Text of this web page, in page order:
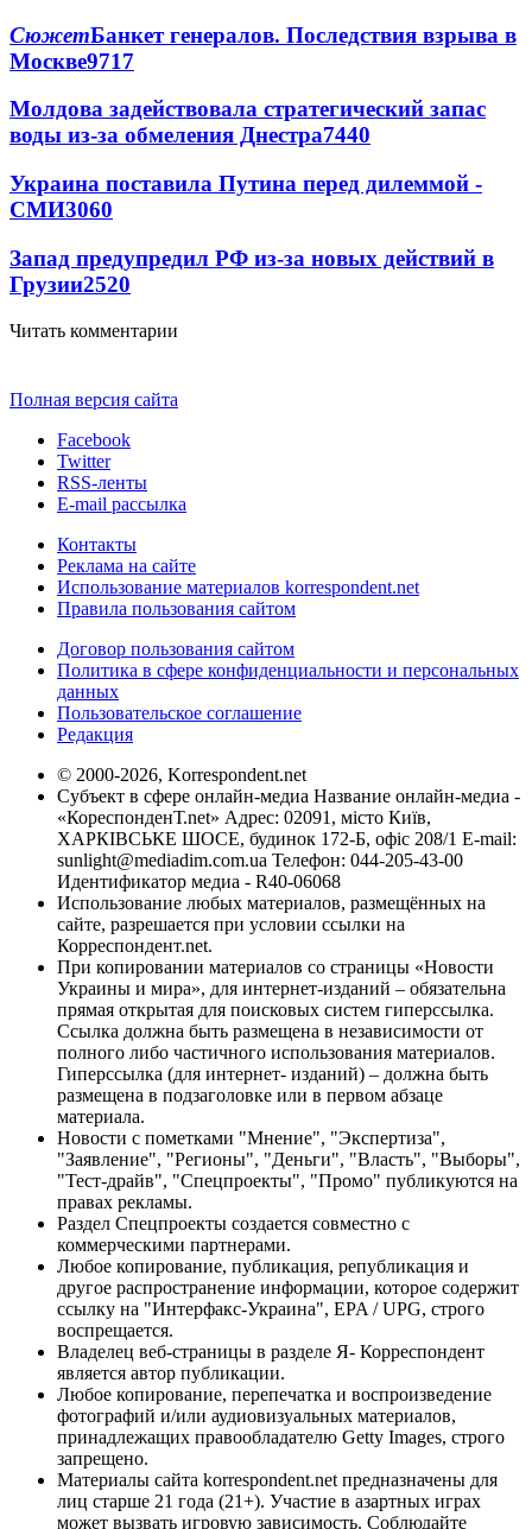
СюжетБанкет генералов. Последствия взрыва в
Москве9717
Молдова задействовала стратегический запас
воды из-за обмеления Днестра7440
Украина поставила Путина перед дилеммой -
СМИ3060
Запад предупредил РФ из-за новых действий в
Грузии2520
Читать комментарии
Полная версия сайта
Facebook
Twitter
RSS-ленты
E-mail рассылка
Контакты
Реклама на сайте
Использование материалов korrespondent.net
Правила пользования сайтом
Договор пользования сайтом
Политика в сфере конфиденциальности и персональных
данных
Пользовательское соглашение
Редакция
© 2000-2026, Korrespondent.net
Субъект в сфере онлайн-медиа Название онлайн-медиа -
«КореспонденТ.net» Адрес: 02091, місто Київ,
ХАРКІВСЬКЕ ШОСЕ, будинок 172-Б, офіс 208/1 E-mail:
sunlight@mediadim.com.ua Телефон: 044-205-43-00
Идентификатор медиа - R40-06068
Использование любых материалов, размещённых на
сайте, разрешается при условии ссылки на
Корреспондент.net.
При копировании материалов со страницы «Новости
Украины и мира», для интернет-изданий – обязательна
прямая открытая для поисковых систем гиперссылка.
Ссылка должна быть размещена в независимости от
полного либо частичного использования материалов.
Гиперссылка (для интернет- изданий) – должна быть
размещена в подзаголовке или в первом абзаце
материала.
Новости с пометками "Мнение", "Экспертиза",
"Заявление", "Регионы", "Деньги", "Власть", "Выборы",
"Тест-драйв", "Спецпроекты", "Промо" публикуются на
правах рекламы.
Раздел Спецпроекты создается совместно с
коммерческими партнерами.
Любое копирование, публикация, републикация и
другое распространение информации, которое содержит
ссылку на "Интерфакс-Украина", EPA / UPG, строго
воспрещается.
Владелец веб-страницы в разделе Я- Корреспондент
является автор публикации.
Любое копирование, перепечатка и воспроизведение
фотографий и/или аудиовизуальных материалов,
принадлежащих правообладателю Getty Images, строго
запрещено.
Материалы сайта korrespondent.net предназначены для
лиц старше 21 года (21+). Участие в азартных играх
может вызвать игровую зависимость. Соблюдайте